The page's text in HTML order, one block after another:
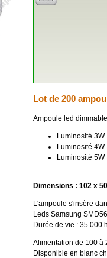
Lot de 200
Ampoule led
Luminosité
Luminosité
Luminosité
Dimensions : 102 x
L'ampoule s'insère
Leds Samsung
Durée de vie : 35.000
Alimentation de 100 à
Disponible en blanc